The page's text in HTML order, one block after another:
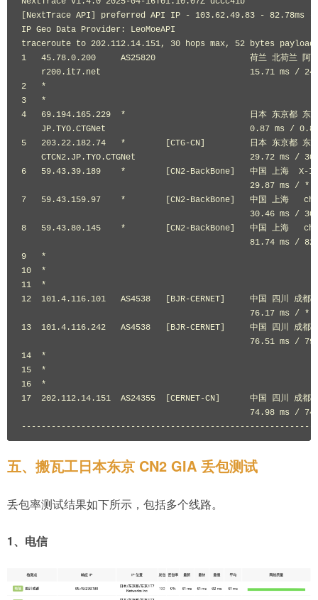
五、搬瓦工日本东京 CN2 GIA 丢包测试
丢包率测试结果如下所示，包括多个线路。
1、电信